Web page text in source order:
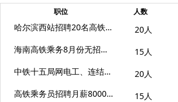
职位 人数
哈尔滨西站招聘20名高铁人员，提供住宿 20人
海南高铁乘务8月份无招聘计划，9月份有少量招聘 15人
中铁十五局网电工、连结员、线路工岗位招聘 20人
高铁乘务员招聘月薪8000+，三亚至海口、陵水环岛线路 15人